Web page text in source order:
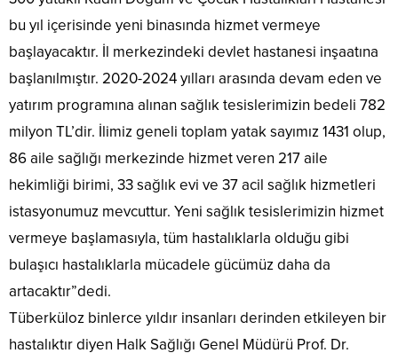
bu yıl içerisinde yeni binasında hizmet vermeye
başlayacaktır. İl merkezindeki devlet hastanesi inşaatına
başlanılmıştır. 2020-2024 yılları arasında devam eden ve
yatırım programına alınan sağlık tesislerimizin bedeli 782
milyon TL’dir. İlimiz geneli toplam yatak sayımız 1431 olup,
86 aile sağlığı merkezinde hizmet veren 217 aile
hekimliği birimi, 33 sağlık evi ve 37 acil sağlık hizmetleri
istasyonumuz mevcuttur. Yeni sağlık tesislerimizin hizmet
vermeye başlamasıyla, tüm hastalıklarla olduğu gibi
bulaşıcı hastalıklarla mücadele gücümüz daha da
artacaktır”dedi.
Tüberküloz binlerce yıldır insanları derinden etkileyen bir
hastalıktır diyen Halk Sağlığı Genel Müdürü Prof. Dr.